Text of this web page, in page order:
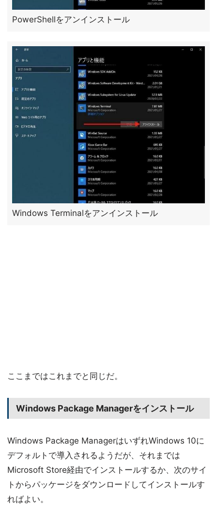
PowerShellをアンインストール
Windows Terminalをアンインストール
ここまではこれまでと同じだ。
Windows Package Managerをインストール
Windows Package ManagerはいずれWindows 10に
デフォルトで導入されるようだが、それまでは
Microsoft Store経由でインストールするか、次のサイ
トからパッケージをダウンロードしてインストールす
ればよい。